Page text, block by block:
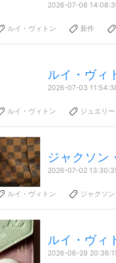
2026-07-06
ルイ・ヴィトン 新作
ルイ・ヴィ
2026-07-03
ルイ・ヴィトン ジュエリー
ジャクソン
2026-07-02
ルイ・ヴィトン ジャクソ
ルイ・ヴィ
2026-06-29